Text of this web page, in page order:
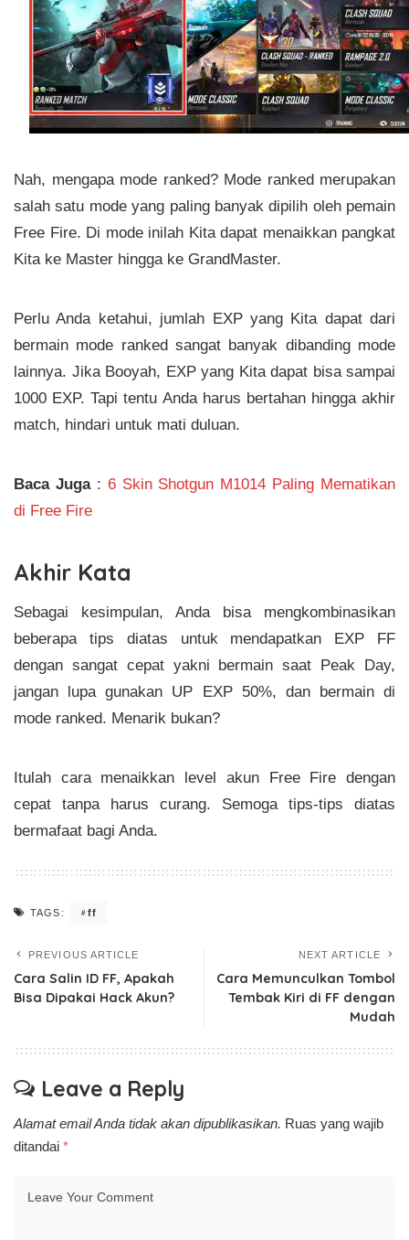
Nah, mengapa mode ranked? Mode ranked merupakan
salah satu mode yang paling banyak dipilih oleh pemain
Free Fire. Di mode inilah Kita dapat menaikkan pangkat
Kita ke Master hingga ke GrandMaster.
Perlu Anda ketahui, jumlah EXP yang Kita dapat dari
bermain mode ranked sangat banyak dibanding mode
lainnya. Jika Booyah, EXP yang Kita dapat bisa sampai
1000 EXP. Tapi tentu Anda harus bertahan hingga akhir
match, hindari untuk mati duluan.
Baca Juga : 6 Skin Shotgun M1014 Paling Mematikan
di Free Fire
Akhir Kata
Sebagai kesimpulan, Anda bisa mengkombinasikan
beberapa tips diatas untuk mendapatkan EXP FF
dengan sangat cepat yakni bermain saat Peak Day,
jangan lupa gunakan UP EXP 50%, dan bermain di
mode ranked. Menarik bukan?
Itulah cara menaikkan level akun Free Fire dengan
cepat tanpa harus curang. Semoga tips-tips diatas
bermafaat bagi Anda.
TAGS: ff
PREVIOUS ARTICLE
Cara Salin ID FF, Apakah
Bisa Dipakai Hack Akun?
NEXT ARTICLE
Cara Memunculkan Tombol
Tembak Kiri di FF dengan
Mudah
Leave a Reply
Alamat email Anda tidak akan dipublikasikan. Ruas yang wajib
ditandai *